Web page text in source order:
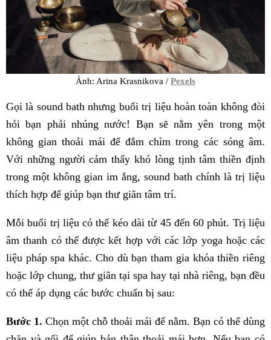
Ảnh: Arina Krasnikova / Pexels
Gọi là sound bath nhưng buổi trị liệu hoàn toàn không đòi
hỏi bạn phải nhúng nước! Bạn sẽ nằm yên trong một
không gian thoải mái để đắm chìm trong các sóng âm.
Với những người cảm thấy khó lòng tịnh tâm thiền định
trong một không gian im ắng, sound bath chính là trị liệu
thích hợp để giúp bạn thư giãn tâm trí.
Mỗi buổi trị liệu có thể kéo dài từ 45 đến 60 phút. Trị liệu
âm thanh có thể được kết hợp với các lớp yoga hoặc các
liệu pháp spa khác. Cho dù bạn tham gia khóa thiền riêng
hoặc lớp chung, thư giãn tại spa hay tại nhà riêng, bạn đều
có thể áp dụng các bước chuẩn bị sau:
Bước 1. Chọn một chỗ thoải mái để nằm. Bạn có thể dùng